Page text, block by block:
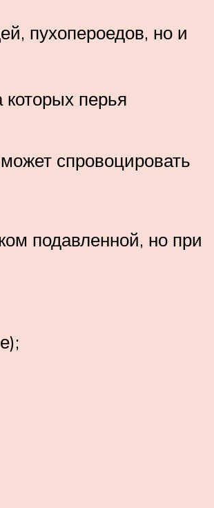
пухопероедов, но и
перья
спровоцировать
подавленной, но при